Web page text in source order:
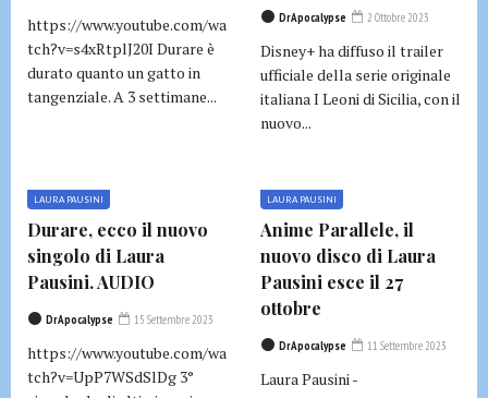
https://www.youtube.com/wa
tch?v=s4xRtplJ20I Durare è
durato quanto un gatto in
tangenziale. A 3 settimane...
DrApocalypse 2 Ottobre 2023
Disney+ ha diffuso il trailer
ufficiale della serie originale
italiana I Leoni di Sicilia, con il
nuovo...
LAURA PAUSINI
Durare, ecco il nuovo
singolo di Laura
Pausini. AUDIO
DrApocalypse 15 Settembre 2023
https://www.youtube.com/wa
tch?v=UpP7WSdSlDg 3°
LAURA PAUSINI
Anime Parallele, il
nuovo disco di Laura
Pausini esce il 27
ottobre
DrApocalypse 11 Settembre 2023
Laura Pausini -